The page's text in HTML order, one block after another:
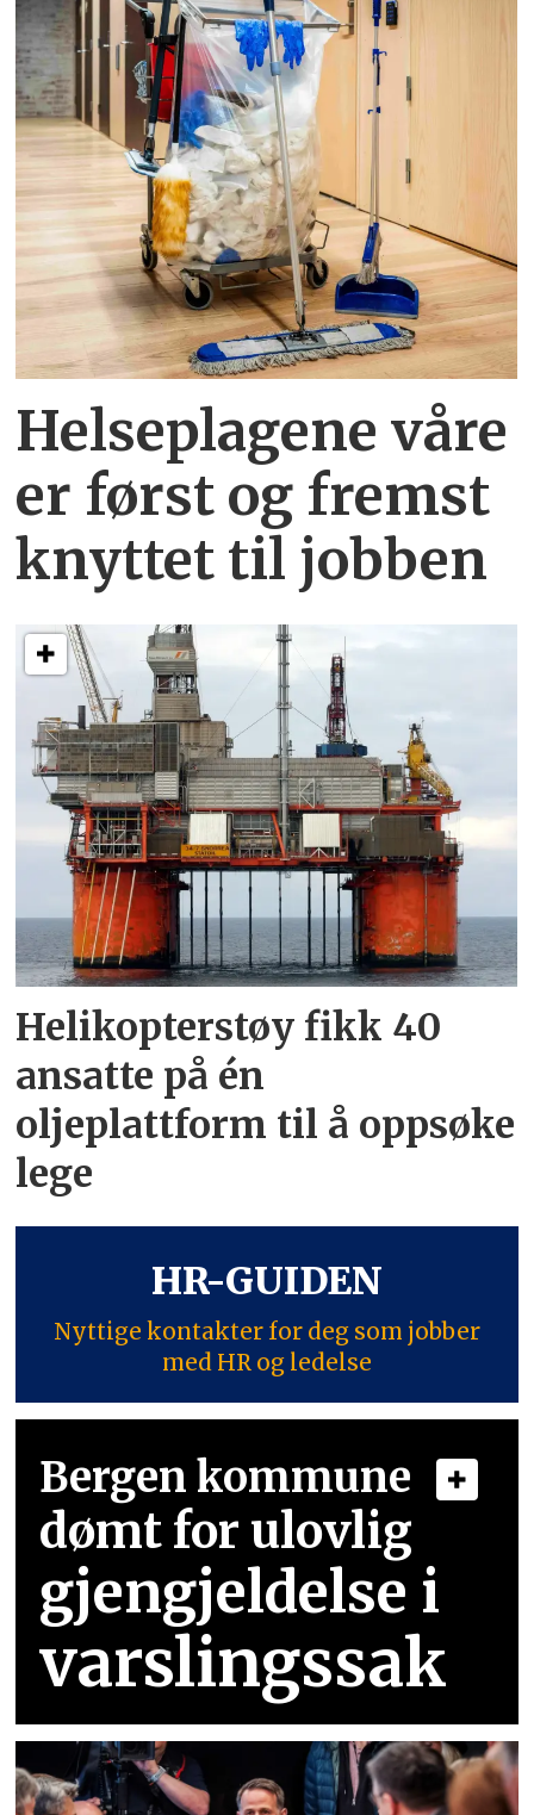
Helseplagene våre
er først og fremst
knyttet til jobben
Helikopterstøy fikk 40
ansatte på én
oljeplattform til å oppsøke
lege
HR-GUIDEN
Nyttige kontakter for deg som jobber
med HR og ledelse
Bergen kommune
dømt for ulovlig
gjengjeldelse i
varslingssak